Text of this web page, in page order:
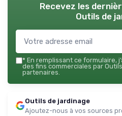
Recevez les
Outils de
* En remplissant ce formulaire,
des fins commerciales par
partenaires.
Outils de jardinage
Ajoutez-nous à vos sources